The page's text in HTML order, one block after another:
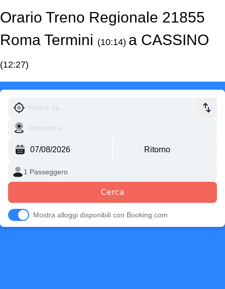
Orario Treno Regionale 21855
Roma Termini (10:14) a CASSINO
(12:27)
Cerca
Mostra alloggi disponibili con Booking.com